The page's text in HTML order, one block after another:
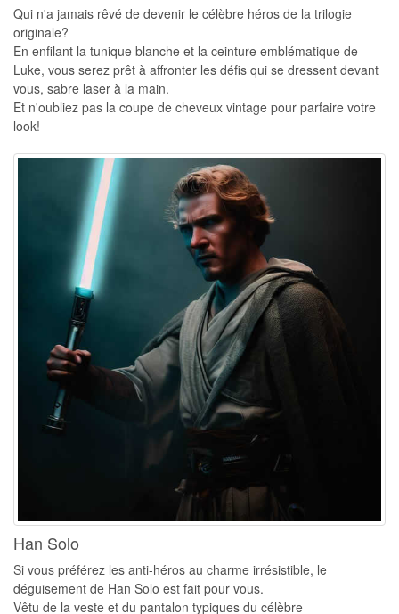
Qui n'a jamais rêvé de devenir le célèbre héros de la trilogie
originale?
En enfilant la tunique blanche et la ceinture emblématique de
Luke, vous serez prêt à affronter les défis qui se dressent devant
vous, sabre laser à la main.
Et n'oubliez pas la coupe de cheveux vintage pour parfaire votre
look!
Han Solo
Si vous préférez les anti-héros au charme irrésistible, le
déguisement de Han Solo est fait pour vous.
Vêtu de la veste et du pantalon typiques du célèbre